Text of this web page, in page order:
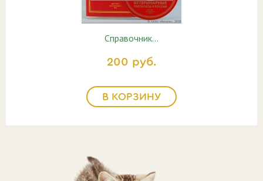
Справочник…
200 руб.
В КОРЗИНУ